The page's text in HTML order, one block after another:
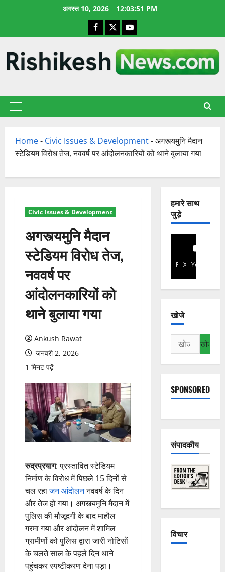
अगस्त 10, 2026 12:03:52 PM
Facebook
X YouTube
प्राथमिक
Home- Civic Issues & Development-अगस्त्यमुनि मैदान
स्टेडियम विरोध तेज, नववर्ष पर आंदोलनकारियों को थाने बुलाया गया
Civic Issues & Development
अगस्त्यमुनि मैदान
स्टेडियम विरोध तेज,
नववर्ष पर
आंदोलनकारियों को
थाने बुलाया गया
Ankush Rawat
जनवरी 2, 2026
1 मिनट पढ़ें
रुद्रप्रयाग: प्रस्तावित स्टेडियम
निर्माण के विरोध में पिछले 15 दिनों से
चल रहाजन आंदोलननववर्ष के दिन
और तेज हो गया। अगस्त्यमुनि मैदान में
पुलिस की मौजूदगी के बाद माहौल
गरमा गया और आंदोलन में शामिल
ग्रामीणों को पुलिस द्वारा जारी नोटिसों
के चलते साल के पहले दिन थाने
पहुंचकर स्पष्टीकरण देना पड़ा।
हमारे साथ
जुड़े
Facebook
X YouTube
खोजे
निम्न
को
खोजें:
SPONSORED
संपादकीय
विचार